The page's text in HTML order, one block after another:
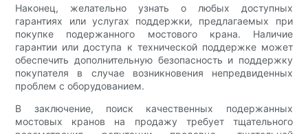
Наконец, желательно узнать о любых доступных
гарантиях или услугах поддержки, предлагаемых при
покупке подержанного мостового крана. Наличие
гарантии или доступа к технической поддержке может
обеспечить дополнительную безопасность и поддержку
покупателя в случае возникновения непредвиденных
проблем с оборудованием.
В заключение, поиск качественных подержанных
мостовых кранов на продажу требует тщательного